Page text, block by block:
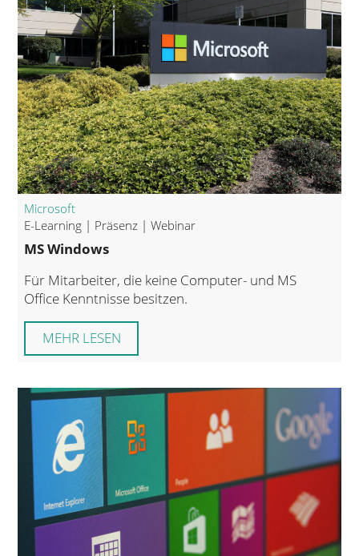
Microsoft
E-Learning | Präsenz | Webinar
MS Windows
Für Mitarbeiter, die keine Computer- und MS
Office Kenntnisse besitzen.
MEHR LESEN